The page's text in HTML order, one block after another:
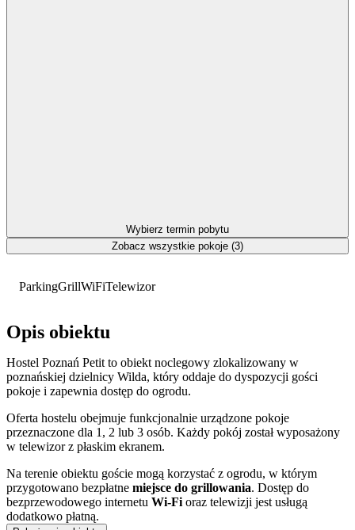
ParkingGrillWiFiTelewizor
Opis obiektu
Hostel Poznań Petit to obiekt noclegowy zlokalizowany w
poznańskiej dzielnicy Wilda, który oddaje do dyspozycji gości
pokoje i zapewnia dostęp do ogrodu.
Oferta hostelu obejmuje funkcjonalnie urządzone pokoje
przeznaczone dla 1, 2 lub 3 osób. Każdy pokój został wyposażony
w telewizor z płaskim ekranem.
Na terenie obiektu goście mogą korzystać z ogrodu, w którym
przygotowano bezpłatne miejsce do grillowania. Dostęp do
bezprzewodowego internetu Wi-Fioraz telewizji jest usługą
dodatkowo płatną.
Wybierz termin pobytu
Zobacz wszystkie pokoje (3)